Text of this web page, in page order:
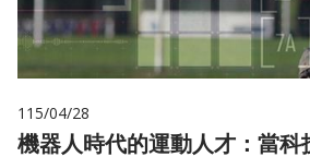
115/04/28
機器人時代的運動人才：當科